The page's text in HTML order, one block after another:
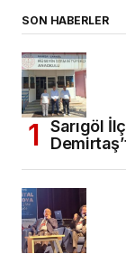
SON HABERLER
Sarıgöl